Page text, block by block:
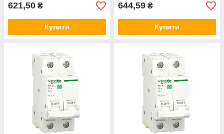
621,50 ₴
Купити
644,59 ₴
Купити